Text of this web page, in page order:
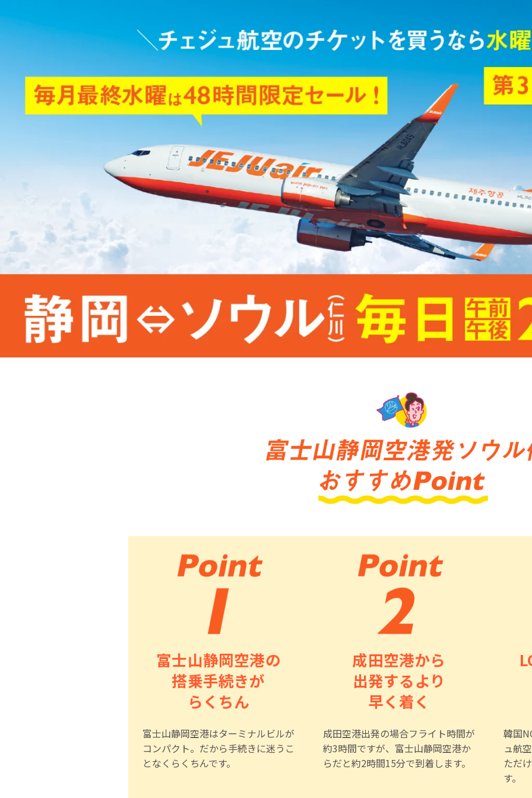
富士山静岡空港の
搭乗手続きが
らくちん
富士山静岡空港はターミナルビルが
コンパクト。だから手続きに迷うこ
となくらくちんです。
成田空港から
出発するより
早く着く
成田空港出発の場合フライト時間が
約3時間ですが、富士山静岡空港か
らだと約2時間15分で到着します。
韓国
ュ航
ただ
す。